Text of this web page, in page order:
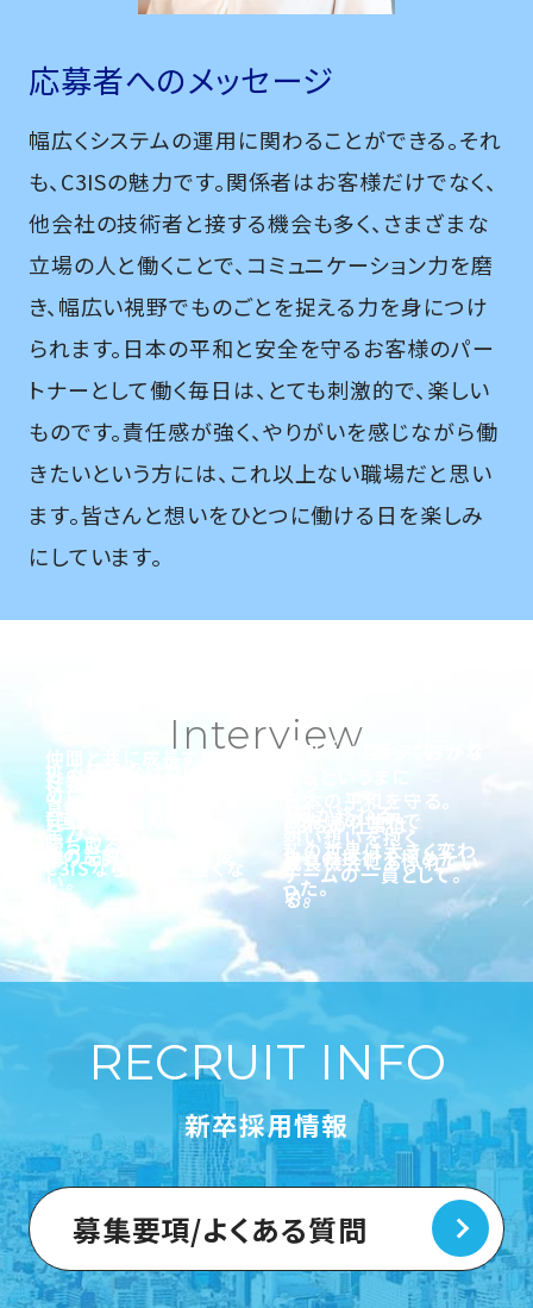
応募者へのメッセージ
幅広くシステムの運用に関わることができる。それ
も、C3ISの魅力です。関係者はお客様だけでなく、
他会社の技術者と接する機会も多く、さまざまな
立場の人と働くことで、コミュニケーション力を磨
き、幅広い視野でものごとを捉える力を身につけ
られます。日本の平和と安全を守るお客様のパー
トナーとして働く毎日は、とても刺激的で、楽しい
ものです。責任感が強く、やりがいを感じながら働
きたいという方には、これ以上ない職場だと思い
ます。皆さんと想いをひとつに働ける日を楽しみ
にしています。
Interview
社会に貢献したい。
「国防」を支える
誇りを胸に。
サイバーセキュリティと
最先端の世界で
自らの技術を極めた
い。
挑み続けなければ
真の「安定」を
勝ち取ることはできな
い。
任せるが、放っておかな
C3ISの仕事は、
成長機会にあふれてい
る。
仲間と共に成長するた
めに
全力を注ぐ。
C3ISなら、もっと強くな
れる。
1日が終わる。
私の世界は大きく変わ
った。
日本の安全のために。
会社の発展のために。
その品質にこだわり抜
く。
日本の平和を守る。
熱い想いを抱く
チームの一員として。
RECRUIT INFO
新卒採用情報
募集要項/よくある質問